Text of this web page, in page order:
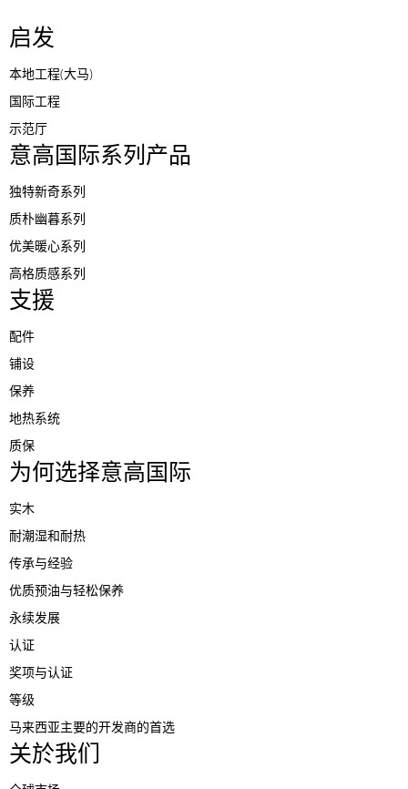
启发
本地工程(大马)
国际工程
示范厅
意高国际系列产品
独特新奇系列
质朴幽暮系列
优美暖心系列
高格质感系列
支援
配件
铺设
保养
地热系统
质保
为何选择意高国际
实木
耐潮湿和耐热
传承与经验
优质预油与轻松保养
永续发展
认证
奖项与认证
等级
马来西亚主要的开发商的首选
关於我们